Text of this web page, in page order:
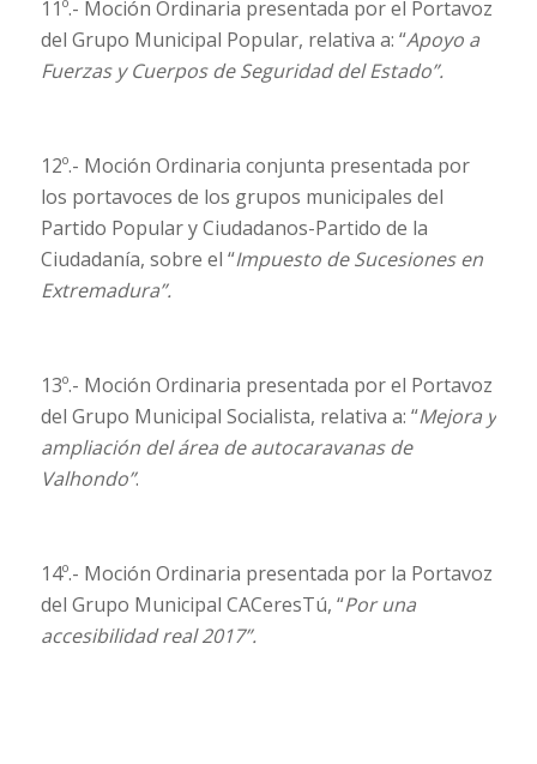
11º.- Moción Ordinaria presentada por el Portavoz
del Grupo Municipal Popular, relativa a: “Apoyo a
Fuerzas y Cuerpos de Seguridad del Estado”.
12º.- Moción Ordinaria conjunta presentada por
los portavoces de los grupos municipales del
Partido Popular y Ciudadanos-Partido de la
Ciudadanía, sobre el “Impuesto de Sucesiones en
Extremadura”.
13º.- Moción Ordinaria presentada por el Portavoz
del Grupo Municipal Socialista, relativa a: “Mejora y
ampliación del área de autocaravanas de
Valhondo”.
14º.- Moción Ordinaria presentada por la Portavoz
del Grupo Municipal CACeresTú, “Por una
accesibilidad real 2017”.